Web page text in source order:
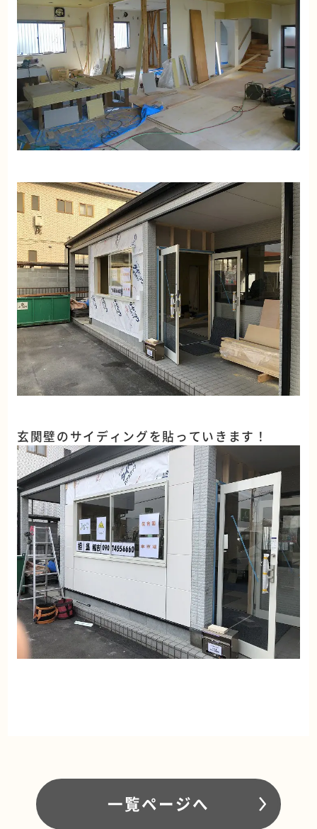
玄関壁のサイディングを貼っていきます！
一覧ページへ